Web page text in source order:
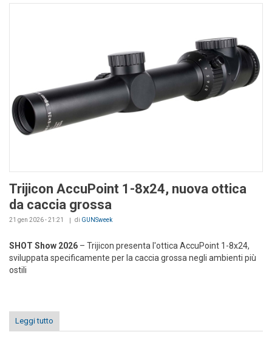
Trijicon AccuPoint 1-8x24, nuova ottica
da caccia grossa
21 gen 2026 - 21:21 di GUNSweek
SHOT Show 2026 – Trijicon presenta l'ottica AccuPoint 1-8x24,
sviluppata specificamente per la caccia grossa negli ambienti più
ostili
Leggi tutto